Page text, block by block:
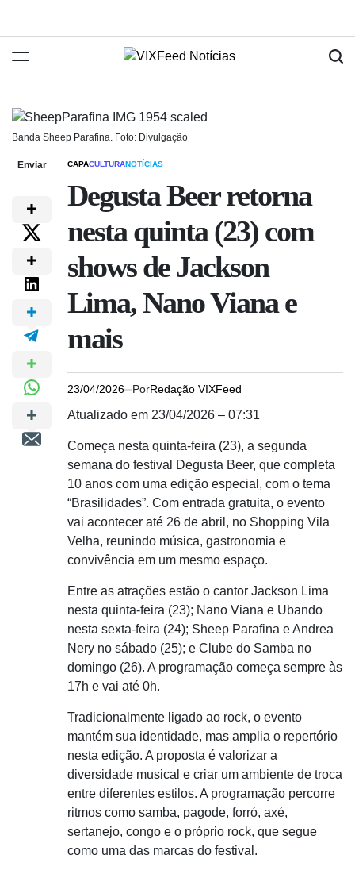
Banda Sheep Parafina. Foto: Divulgação
Enviar CAPACULTURANOTÍCIAS
Degusta Beer retorna
nesta quinta (23) com
shows de Jackson
Lima, Nano Viana e
mais
23/04/2026 PorRedação VIXFeed
Atualizado em 23/04/2026 – 07:31
Começa nesta quinta-feira (23), a segunda
semana do festival Degusta Beer, que completa
10 anos com uma edição especial, com o tema
“Brasilidades”. Com entrada gratuita, o evento
vai acontecer até 26 de abril, no Shopping Vila
Velha, reunindo música, gastronomia e
convivência em um mesmo espaço.
Entre as atrações estão o cantor Jackson Lima
nesta quinta-feira (23); Nano Viana e Ubando
nesta sexta-feira (24); Sheep Parafina e Andrea
Nery no sábado (25); e Clube do Samba no
domingo (26). A programação começa sempre às
17h e vai até 0h.
Tradicionalmente ligado ao rock, o evento
mantém sua identidade, mas amplia o repertório
nesta edição. A proposta é valorizar a
diversidade musical e criar um ambiente de troca
entre diferentes estilos. A programação percorre
ritmos como samba, pagode, forró, axé,
sertanejo, congo e o próprio rock, que segue
como uma das marcas do festival.